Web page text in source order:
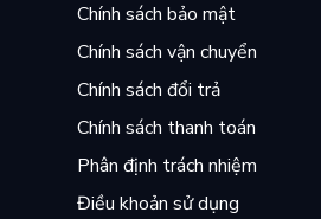
Chính sách bảo mật
Chính sách vận chuyển
Chính sách đổi trả
Chính sách thanh toán
Phân định trách nhiệm
Điều khoản sử dụng